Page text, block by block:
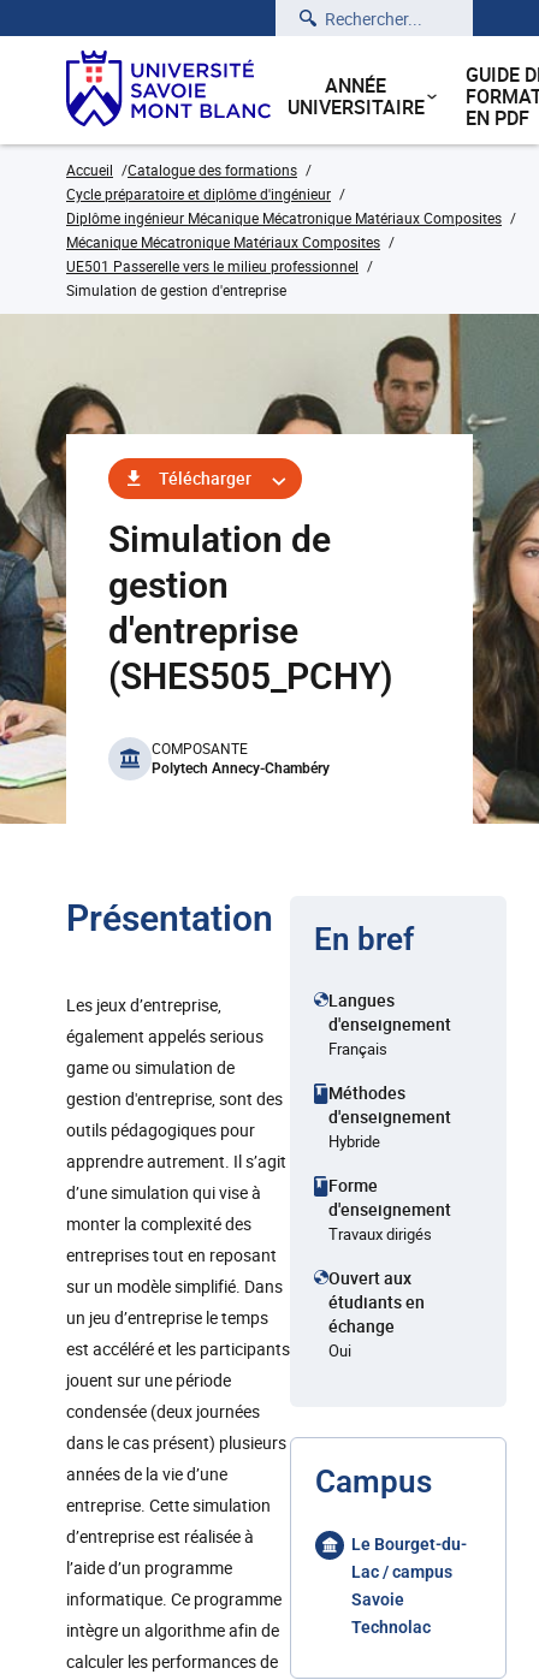
Rechercher
ANNÉE
UNIVERSITAIRE
GUIDE
EN PDF
Accueil
Catalogue des formations
Cycle préparatoire et diplôme d'ingénieur
Diplôme ingénieur Mécanique Mécatronique Matériaux Composites
Mécanique Mécatronique Matériaux Composites
UE501 Passerelle vers le milieu professionnel
Simulation de gestion d'entreprise
Télécharger
Simulation de
gestion
d'entreprise
(SHES505_PCHY)
benefits
COMPOSANTE
Polytech Annecy-Chambéry
Présentation
Les jeux d’entreprise,
également appelés serious
game ou simulation de
gestion d'entreprise, sont des
outils pédagogiques pour
apprendre autrement. Il s’agit
d’une simulation qui vise à
monter la complexité des
entreprises tout en reposant
sur un modèle simplifié. Dans
un jeu d’entreprise le temps
est accéléré et les participants
jouent sur une période
condensée (deux journées
dans le cas présent) plusieurs
années de la vie d’une
entreprise. Cette simulation
d’entreprise est réalisée à
l’aide d’un programme
informatique. Ce programme
intègre un algorithme afin de
calculer les performances de
En bref
Langues
d'enseignement
Français
Méthodes
d'enseignement
Hybride
Forme
d'enseignement
Travaux dirigés
Ouvert aux
étudiants en
échange
Oui
Campus
Le Bourget-du-
Lac / campus
Savoie
Technolac